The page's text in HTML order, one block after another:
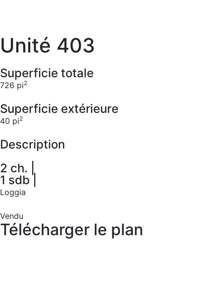
Unité 403
Superficie totale
726 pi2
Superficie extérieure
40 pi2
Description
2 ch. |
1 sdb |
Loggia
Vendu
Télécharger le plan